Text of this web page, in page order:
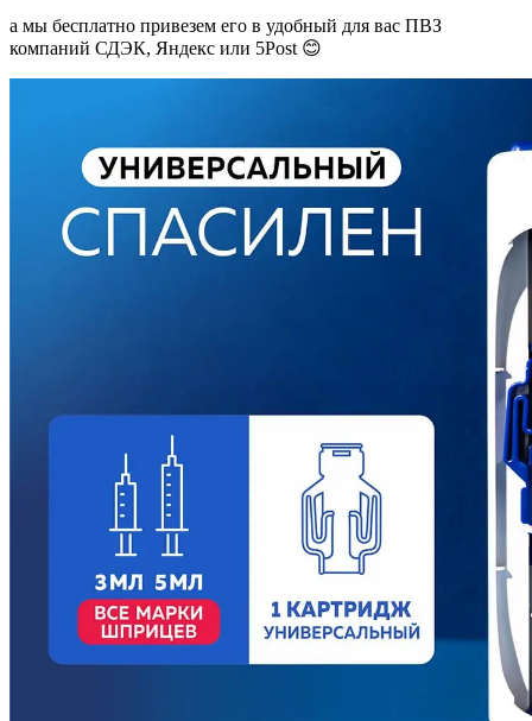
а мы бесплатно привезем его в удобный для вас ПВЗ
компаний СДЭК, Яндекс или 5Post 😊